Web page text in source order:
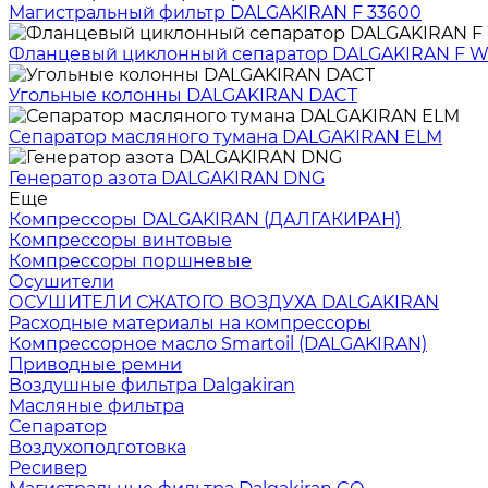
Магистральный фильтр DALGAKIRAN F 33600
Фланцевый циклонный сепаратор DALGAKIRAN F
Угольные колонны DALGAKIRAN DACT
Сепаратор масляного тумана DALGAKIRAN ELM
Генератор азота DALGAKIRAN DNG
Еще
Компрессоры DALGAKIRAN (ДАЛГАКИРАН)
Компрессоры винтовые
Компрессоры поршневые
Осушители
ОСУШИТЕЛИ СЖАТОГО ВОЗДУХА DALGAKIRAN
Расходные материалы на компрессоры
Компрессорное масло Smartoil (DALGAKIRAN)
Приводные ремни
Воздушные фильтра Dalgakiran
Масляные фильтра
Сепаратор
Воздухоподготовка
Ресивер